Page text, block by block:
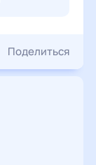
Поделиться